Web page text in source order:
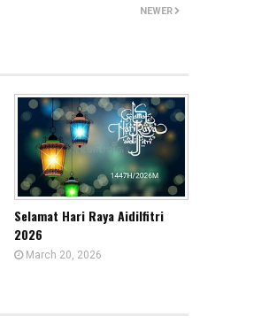
NEWER
Selamat Hari Raya Aidilfitri
2026
March 20, 2026